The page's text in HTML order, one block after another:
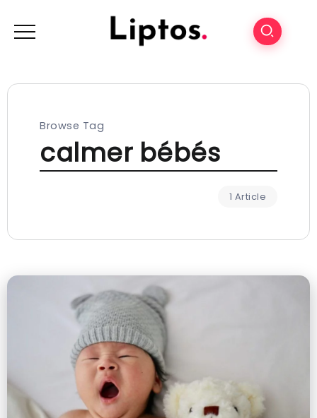
Browse Tag
calmer bébés
1 Article